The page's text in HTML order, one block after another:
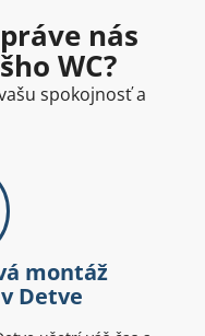
nás
WC?
spokojnosť a
montáž
Detve